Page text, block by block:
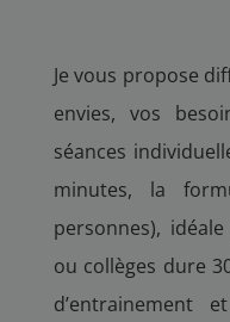
Je vous propose
envies, vos
séances
minutes, la
personnes),
ou collèges dure
d’entrainement